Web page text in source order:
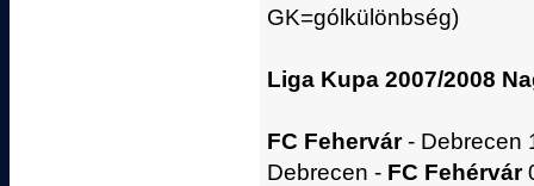
GK=gólkülönbség)
Liga Kupa 2007/2008
FC Fehervár- Debrecen
Debrecen - FC Fehérvár